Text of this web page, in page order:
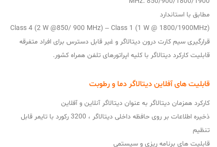
مطابق با استاندارد
Class 4 (2 W @850/ 900 MHz) – Class 1 (1 W @ 1800/1900MHz)
قرارگیری سیم کارت درون دیتالاگر و غیر قابل دسترس برای افراد متفرقه
قابلیت کارکرد دیتالاگر با کلیه اپراتورهای تلفن همراه کشور.
قابلیت های آفلاین دیتالاگر دما و رطوبت
کارکرد همزمان دیتالاگر به عنوان دیتالاگر آنلاین و آفلاین
ذخیره اطلاعات بر روی حافظه داخلی دیتالاگر ، 3200 رکورد با تایمر قابل
تنظیم
قابلیت های برنامه ریزی و سیستمی